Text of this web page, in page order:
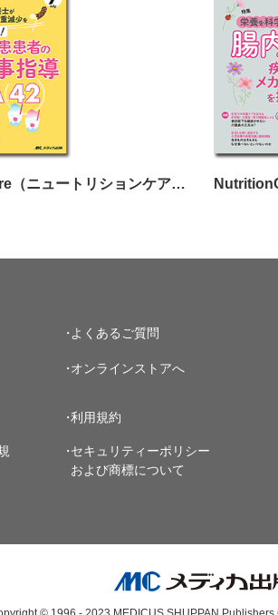
NutritionCare（ニュートリションケア）2025年7月号
よくあるご質問
オンラインストアへ
利用規約
セキュリティーポリシー
および商標について